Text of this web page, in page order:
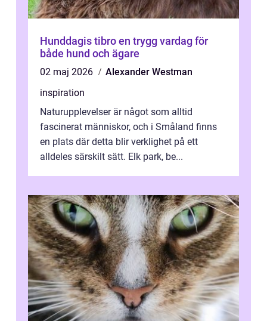
Hunddagis tibro en trygg vardag för
både hund och ägare
02 maj 2026
Alexander Westman
inspiration
Naturupplevelser är något som alltid
fascinerat människor, och i Småland finns
en plats där detta blir verklighet på ett
alldeles särskilt sätt. Elk park, be...